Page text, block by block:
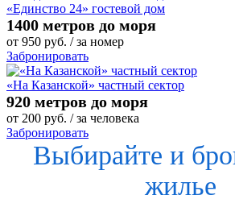
«Единство 24» гостевой дом
1400 метров до моря
от 950 руб. / за номер
Забронировать
«На Казанской» частный сектор
920 метров до моря
от 200 руб. / за человека
Забронировать
Выбирайте и
жилье